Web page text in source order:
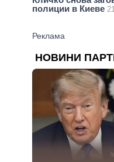
полиции в Киеве